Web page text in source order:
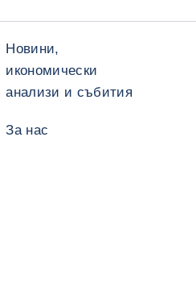
Новини,
икономически
анализи и събития
За нас